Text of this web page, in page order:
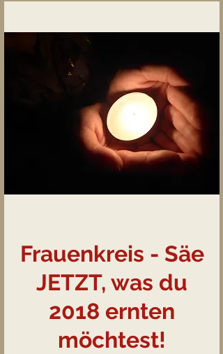
Frauenkreis - Säe
JETZT, was du
2018 ernten
möchtest!